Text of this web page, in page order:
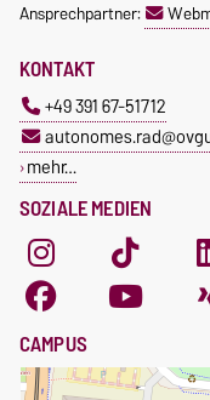
Ansprechpartner:
SOZIALE MEDIEN
KONTAKT
+49 391 67-51712
mehr…
CAMPUS